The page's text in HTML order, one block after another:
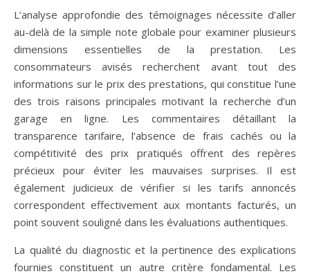
L’analyse approfondie des témoignages nécessite d’aller
au-delà de la simple note globale pour examiner plusieurs
dimensions essentielles de la prestation. Les
consommateurs avisés recherchent avant tout des
informations sur le prix des prestations, qui constitue l’une
des trois raisons principales motivant la recherche d’un
garage en ligne. Les commentaires détaillant la
transparence tarifaire, l’absence de frais cachés ou la
compétitivité des prix pratiqués offrent des repères
précieux pour éviter les mauvaises surprises. Il est
également judicieux de vérifier si les tarifs annoncés
correspondent effectivement aux montants facturés, un
point souvent souligné dans les évaluations authentiques.
La qualité du diagnostic et la pertinence des explications
fournies constituent un autre critère fondamental. Les